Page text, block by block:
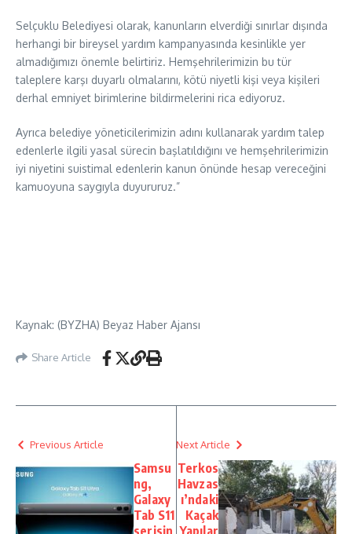
Selçuklu Belediyesi olarak, kanunların elverdiği sınırlar dışında
herhangi bir bireysel yardım kampanyasında kesinlikle yer
almadığımızı önemle belirtiriz. Hemşehrilerimizin bu tür
taleplere karşı duyarlı olmalarını, kötü niyetli kişi veya kişileri
derhal emniyet birimlerine bildirmelerini rica ediyoruz.
Ayrıca belediye yöneticilerimizin adını kullanarak yardım talep
edenlerle ilgili yasal sürecin başlatıldığını ve hemşehrilerimizin
iyi niyetini suistimal edenlerin kanun önünde hesap vereceğini
kamuoyuna saygıyla duyururuz.”
Kaynak: (BYZHA) Beyaz Haber Ajansı
Share Article
Previous Article
Samsu
ng,
Galaxy
Tab S11
serisin
Next Article
Terkos
Havzas
ı’ndaki
Kaçak
Yapılar